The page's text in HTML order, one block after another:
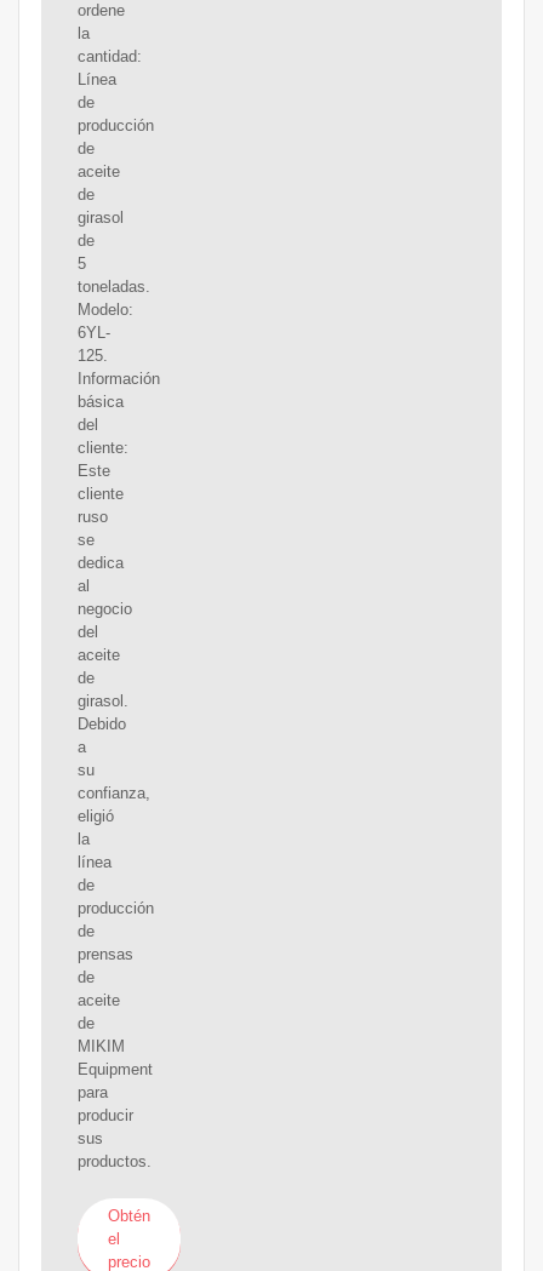
ordene
la
cantidad:
Línea
de
producción
de
aceite
de
girasol
de
5
toneladas.
Modelo:
6YL-
125.
Información
básica
del
cliente:
Este
cliente
ruso
se
dedica
al
negocio
del
aceite
de
girasol.
Debido
a
su
confianza,
eligió
la
línea
de
producción
de
prensas
de
aceite
de
MIKIM
Equipment
para
producir
sus
productos.
Obtén
el
precio